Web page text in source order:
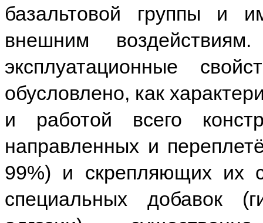
базальтовой группы и
внешним
эксплуатационные
обусловлено, как
и работой всего
направленных и
99%) и скрепляющих их
специальных добавок